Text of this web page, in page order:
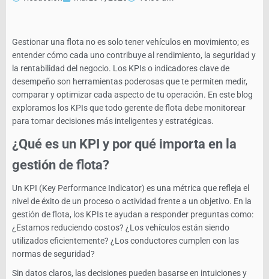
Gestionar una flota no es solo tener vehículos en movimiento; es
entender cómo cada uno contribuye al rendimiento, la seguridad y
la rentabilidad del negocio. Los KPIs o indicadores clave de
desempeño son herramientas poderosas que te permiten medir,
comparar y optimizar cada aspecto de tu operación. En este blog
exploramos los KPIs que todo gerente de flota debe monitorear
para tomar decisiones más inteligentes y estratégicas.
¿Qué es un KPI y por qué importa en la
gestión de flota?
Un KPI (Key Performance Indicator) es una métrica que refleja el
nivel de éxito de un proceso o actividad frente a un objetivo. En la
gestión de flota, los KPIs te ayudan a responder preguntas como:
¿Estamos reduciendo costos? ¿Los vehículos están siendo
utilizados eficientemente? ¿Los conductores cumplen con las
normas de seguridad?
Sin datos claros, las decisiones pueden basarse en intuiciones y